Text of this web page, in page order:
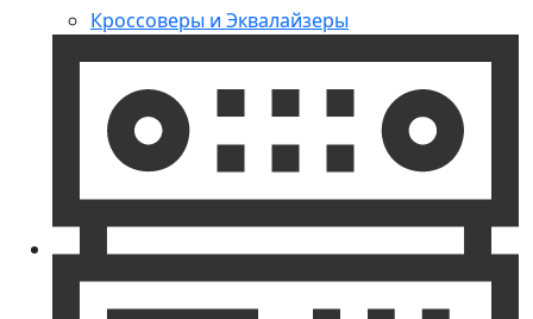
Кроссоверы и Эквалайзеры